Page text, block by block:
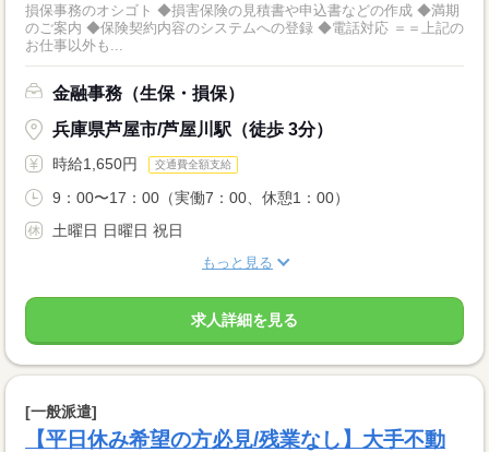
損保事務のオシゴト ◆損害保険の見積書や申込書などの作成 ◆満期
のご案内 ◆保険契約内容のシステムへの登録 ◆電話対応 ＝＝上記の
お仕事以外も...
金融事務（生保・損保）
兵庫県芦屋市/芦屋川駅（徒歩 3分）
時給1,650円 交通費全額支給
9：00〜17：00（実働7：00、休憩1：00）
土曜日 日曜日 祝日
もっと見る
求人詳細を見る
[一般派遣]
【平日休み希望の方必見/残業なし】大手不動